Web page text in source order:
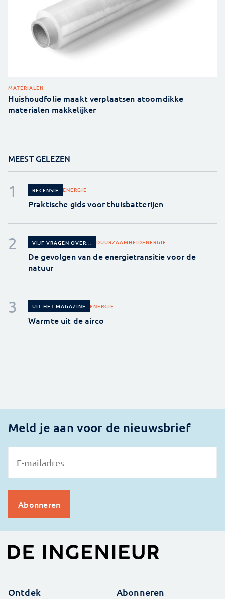
MATERIALEN
Huishoudfolie maakt verplaatsen atoomdikke
materialen makkelijker
MEEST GELEZEN
RECENSIE ENERGIE
Praktische gids voor thuisbatterijen
VIJF VRAGEN OVER... DUURZAAMHEIDENERGIE
De gevolgen van de energietransitie voor de
natuur
UIT HET MAGAZINE ENERGIE
Warmte uit de airco
Meld je aan voor de nieuwsbrief
Ontdek Abonneren